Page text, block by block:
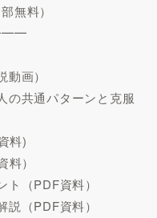
無料）
画）
の共通パターンと克服
料)
）
ト（PDF資料）
説（PDF資料）